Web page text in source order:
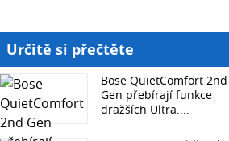
Určitě si přečtěte
Bose QuietComfort 2nd
Gen přebírají funkce
dražších Ultra....